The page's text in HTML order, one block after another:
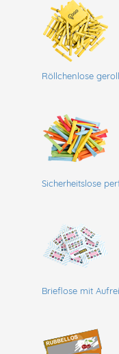
Röllchenlose
Sicherheitslose
Brieflose mit